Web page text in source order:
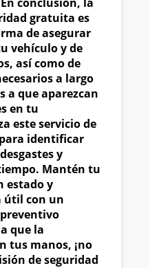
gratuita es
de asegurar
vehículo y de
así como de
a largo
a que aparezcan
en tu
este servicio de
identificar
y
Mantén tu
estado y
útil con un
que la
tus manos, ¡no
de seguridad